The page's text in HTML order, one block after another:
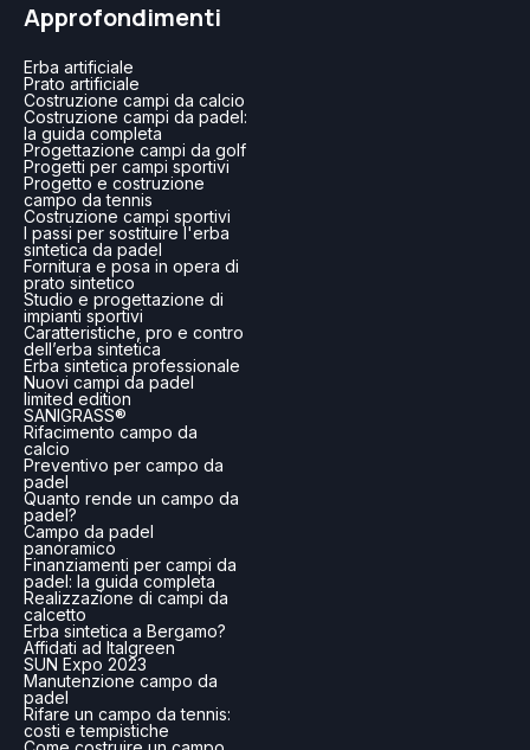
Approfondimenti
Erba artificiale
Prato artificiale
Costruzione campi da calcio
Costruzione campi da padel:
la guida completa
Progettazione campi da golf
Progetti per campi sportivi
Progetto e costruzione
campo da tennis
Costruzione campi sportivi
I passi per sostituire l'erba
sintetica da padel
Fornitura e posa in opera di
prato sintetico
Studio e progettazione di
impianti sportivi
Caratteristiche, pro e contro
dell’erba sintetica
Erba sintetica professionale
Nuovi campi da padel
limited edition
SANIGRASS®
Rifacimento campo da
calcio
Preventivo per campo da
padel
Quanto rende un campo da
padel?
Campo da padel
panoramico
Finanziamenti per campi da
padel: la guida completa
Realizzazione di campi da
calcetto
Erba sintetica a Bergamo?
Affidati ad Italgreen
SUN Expo 2023
Manutenzione campo da
padel
Rifare un campo da tennis:
costi e tempistiche